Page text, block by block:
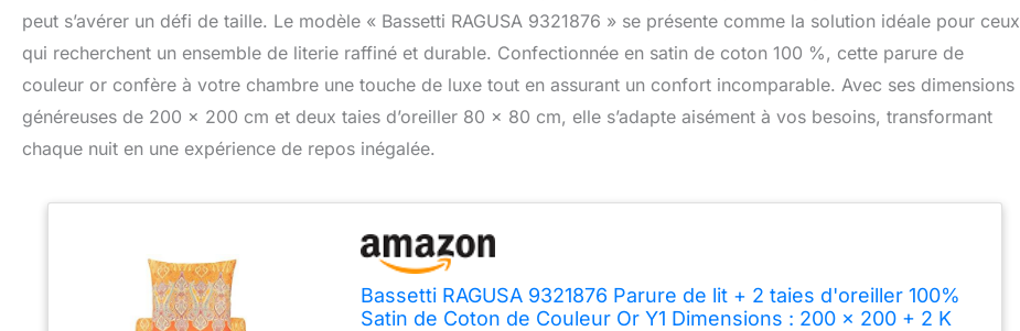
peut s’avérer un défi de taille. Le modèle « Bassetti RAGUSA 9321876 » se présente comme la solution idéale pour ceux
qui recherchent un ensemble de literie raffiné et durable. Confectionnée en satin de coton 100 %, cette parure de
couleur or confère à votre chambre une touche de luxe tout en assurant un confort incomparable. Avec ses dimensions
généreuses de 200 x 200 cm et deux taies d’oreiller 80 x 80 cm, elle s’adapte aisément à vos besoins, transformant
chaque nuit en une expérience de repos inégalée.
Bassetti RAGUSA 9321876 Parure de lit + 2 taies d'oreiller 100%
Satin de Coton de Couleur Or Y1 Dimensions : 200 x 200 + 2 K